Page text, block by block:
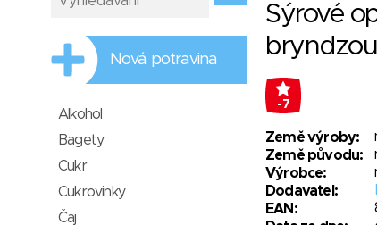
Sýrové
bryndzou
-7
Země výroby:
Země původu:
Výrobce:
Dodavatel:
EAN:
Nová potravina
Alkohol
Bagety
Cukr
Cukrovinky
Čaj